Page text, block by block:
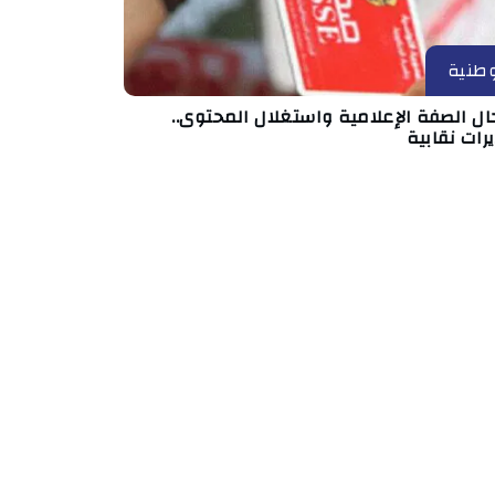
الصفة الإعلامية واستغلال المحتوى..
نقابية